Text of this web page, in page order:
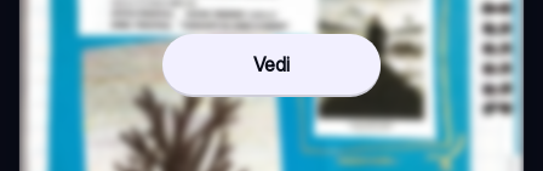
Vedi